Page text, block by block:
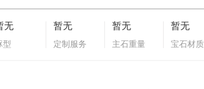
无
型
暂无
定制服务
暂无
主石重量
暂无
宝石材质